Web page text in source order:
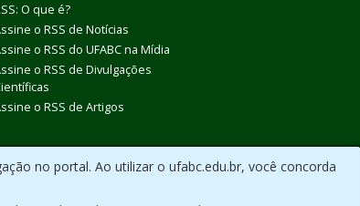
no portal. Ao utilizar o ufabc.edu.br, você concorda
O que é?
o RSS de Notícias
o RSS do UFABC na Mídia
o RSS de Divulgações
o RSS de Artigos